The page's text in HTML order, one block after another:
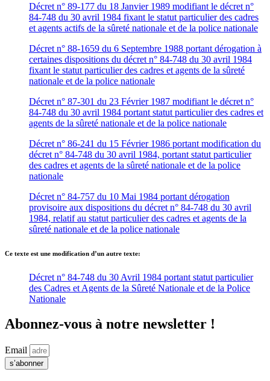
Décret n° 89-177 du 18 Janvier 1989 modifiant le décret n°
84-748 du 30 avril 1984 fixant le statut particulier des cadres
et agents actifs de la sûreté nationale et de la police nationale
Décret n° 88-1659 du 6 Septembre 1988 portant dérogation à
certaines dispositions du décret n° 84-748 du 30 avril 1984
fixant le statut particulier des cadres et agents de la sûreté
nationale et de la police nationale
Décret n° 87-301 du 23 Février 1987 modifiant le décret n°
84-748 du 30 avril 1984 portant statut particulier des cadres et
agents de la sûreté nationale et de la police nationale
Décret n° 86-241 du 15 Février 1986 portant modification du
décret n° 84-748 du 30 avril 1984, portant statut particulier
des cadres et agents de la sûreté nationale et de la police
nationale
Décret n° 84-757 du 10 Mai 1984 portant dérogation
provisoire aux dispositions du décret n° 84-748 du 30 avril
1984, relatif au statut particulier des cadres et agents de la
sûreté nationale et de la police nationale
Ce texte est une modification d’un autre texte:
Décret n° 84-748 du 30 Avril 1984 portant statut particulier
des Cadres et Agents de la Sûreté Nationale et de la Police
Nationale
Abonnez-vous à notre newsletter !
Email
s’abonner